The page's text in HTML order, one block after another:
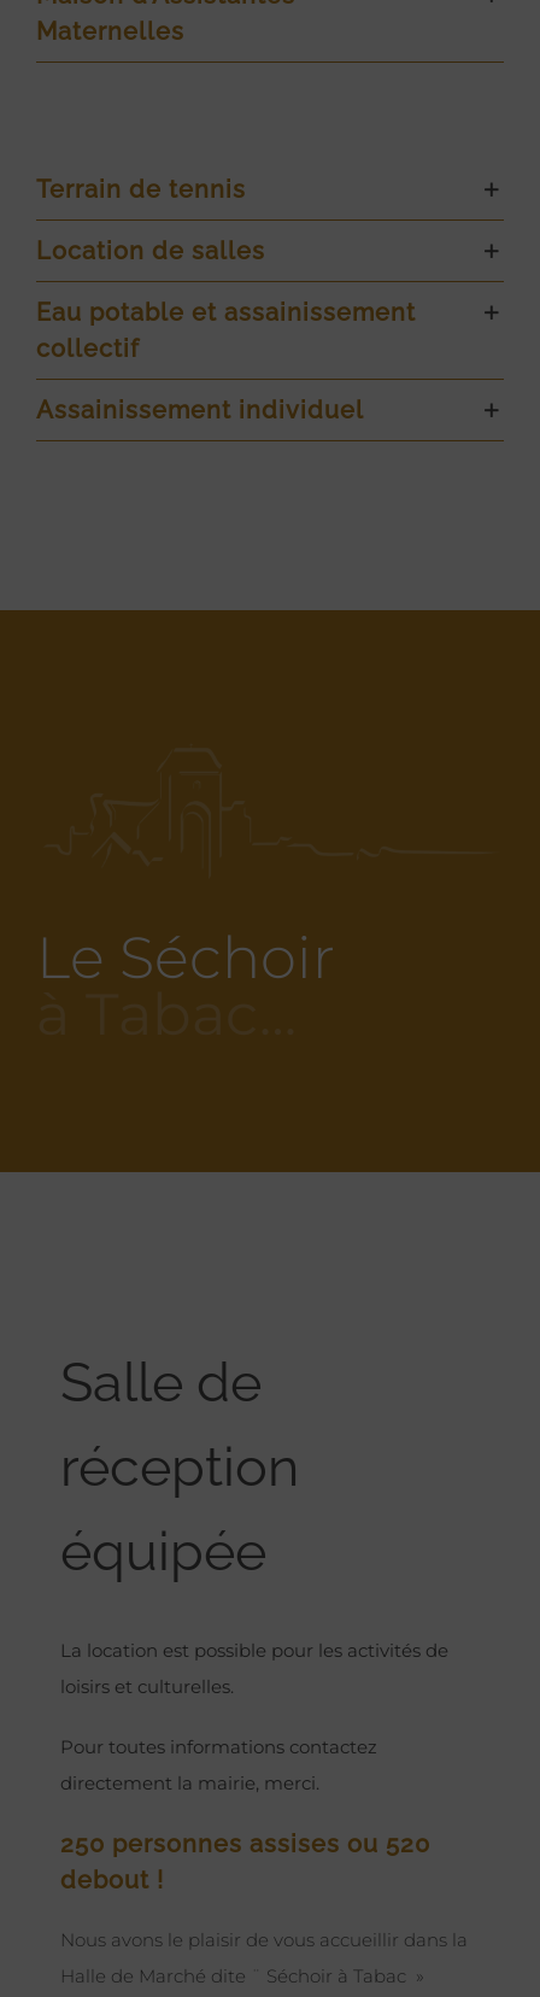
Maternelles
Terrain de tennis
Location de salles
Eau potable et assainissement
collectif
Assainissement individuel
Le Séchoir
Salle de
réception
équipée
La location est possible pour les activités de
loisirs et culturelles.
Pour toutes informations contactez
directement la mairie, merci.
250 personnes assises ou 520
debout !
Nous avons le plaisir de vous accueillir dans la
Halle de Marché dite ¨ Séchoir à Tabac »